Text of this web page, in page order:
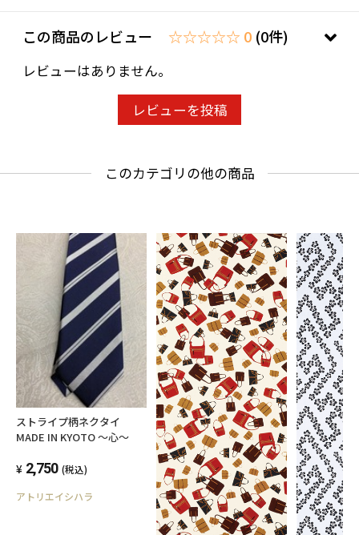
この商品のレビュー ☆☆☆☆☆ 0 (0件)
レビューはありません。
レビューを投稿
このカテゴリの他の商品
ストライプ柄ネクタイ
MADE IN KYOTO 〜心〜
2,750 (税込)
アトリエイシハラ